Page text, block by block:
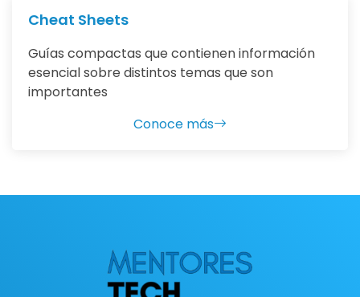
Cheat Sheets
Guías compactas que contienen información
esencial sobre distintos temas que son
importantes
Conoce más